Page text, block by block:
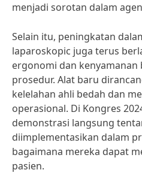
menjadi sorotan dalam
Selain itu, peningkatan
laparoskopic juga terus
ergonomi dan kenyamanan
prosedur. Alat baru
kelelahan ahli bedah dan
operasional. Di Kongres
demonstrasi langsung
diimplementasikan dalam
bagaimana mereka dapat
pasien.